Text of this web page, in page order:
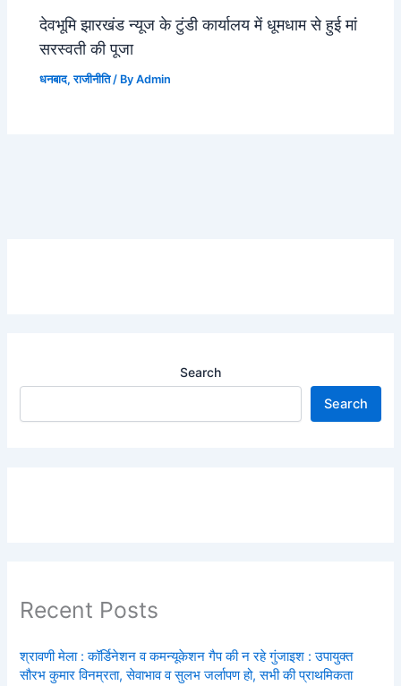
देवभूमि झारखंड न्यूज के टुंडी कार्यालय में धूमधाम से हुई मां
सरस्वती की पूजा
धनबाद,राजीनीति/ ByAdmin
Search
Search
Recent Posts
श्रावणी मेला : कॉर्डिनेशन व कमन्यूकेशन गैप की न रहे गुंजाइश : उपायुक्त
सौरभ कुमार विनम्रता, सेवाभाव व सुलभ जर्लापण हो, सभी की प्राथमिकता